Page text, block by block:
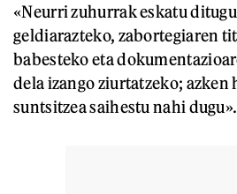
«Neurri zuhurrak eskatu
geldiarazteko, zabortegiaren
babesteko eta
dela izango ziurtatzeko;
suntsitzea saihestu nahi dugu».